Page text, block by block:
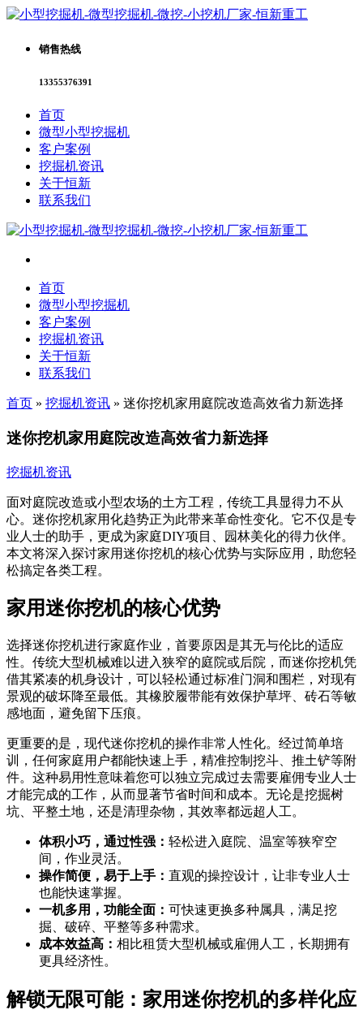
销售热线
13355376391
首页
微型小型挖掘机
客户案例
挖掘机资讯
关于恒新
联系我们
首页
微型小型挖掘机
客户案例
挖掘机资讯
关于恒新
联系我们
首页 » 挖掘机资讯 » 迷你挖机家用庭院改造高效省力新选择
迷你挖机家用庭院改造高效省力新选择
挖掘机资讯
面对庭院改造或小型农场的土方工程，传统工具显得力不从
心。迷你挖机家用化趋势正为此带来革命性变化。它不仅是专
业人士的助手，更成为家庭DIY项目、园林美化的得力伙伴。
本文将深入探讨家用迷你挖机的核心优势与实际应用，助您轻
松搞定各类工程。
家用迷你挖机的核心优势
选择迷你挖机进行家庭作业，首要原因是其无与伦比的适应
性。传统大型机械难以进入狭窄的庭院或后院，而迷你挖机凭
借其紧凑的机身设计，可以轻松通过标准门洞和围栏，对现有
景观的破坏降至最低。其橡胶履带能有效保护草坪、砖石等敏
感地面，避免留下压痕。
更重要的是，现代迷你挖机的操作非常人性化。经过简单培
训，任何家庭用户都能快速上手，精准控制挖斗、推土铲等附
件。这种易用性意味着您可以独立完成过去需要雇佣专业人士
才能完成的工作，从而显著节省时间和成本。无论是挖掘树
坑、平整土地，还是清理杂物，其效率都远超人工。
体积小巧，通过性强： 轻松进入庭院、温室等狭窄空
间，作业灵活。
操作简便，易于上手： 直观的操控设计，让非专业人士
也能快速掌握。
一机多用，功能全面： 可快速更换多种属具，满足挖
掘、破碎、平整等多种需求。
成本效益高： 相比租赁大型机械或雇佣人工，长期拥有
更具经济性。
解锁无限可能：家用迷你挖机的多样化应